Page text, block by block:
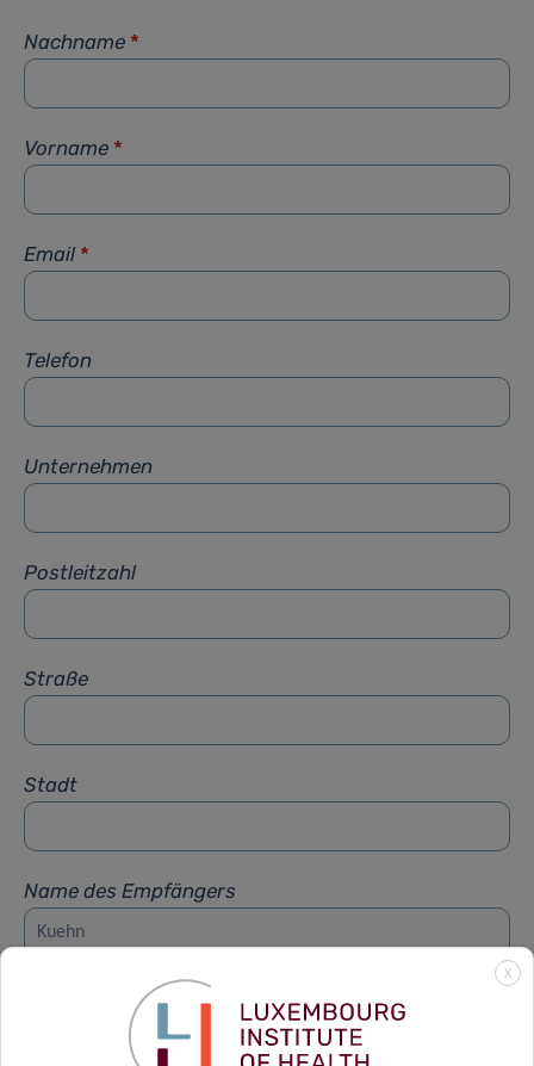
Nachname *
Vorname *
Email *
Telefon
Unternehmen
Postleitzahl
Straße
Stadt
Name des Empfängers
Vorname des Empfängers
X